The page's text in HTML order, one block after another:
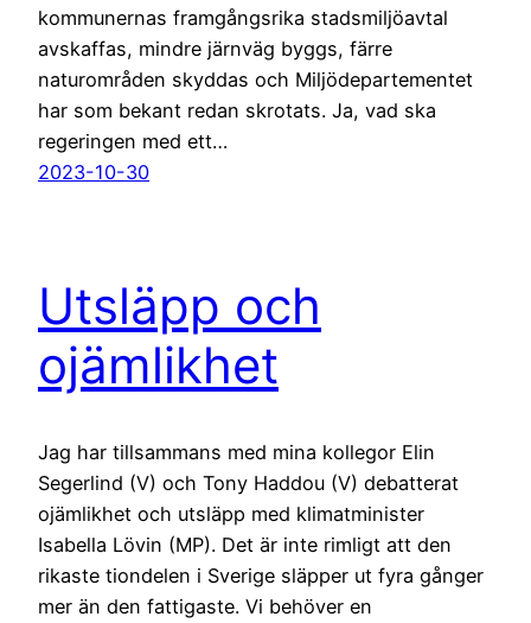
kommunernas framgångsrika stadsmiljöavtal
avskaffas, mindre järnväg byggs, färre
naturområden skyddas och Miljödepartementet
har som bekant redan skrotats. Ja, vad ska
regeringen med ett…
2023-10-30
Utsläpp och
ojämlikhet
Jag har tillsammans med mina kollegor Elin
Segerlind (V) och Tony Haddou (V) debatterat
ojämlikhet och utsläpp med klimatminister
Isabella Lövin (MP). Det är inte rimligt att den
rikaste tiondelen i Sverige släpper ut fyra gånger
mer än den fattigaste. Vi behöver en